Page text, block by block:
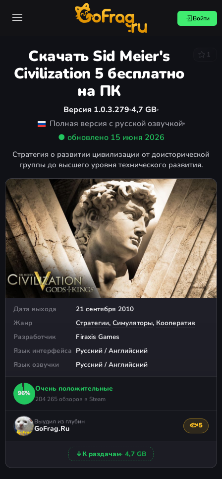
Войти
Скачать Sid Meier's
Civilization 5 бесплатно
на ПК
1
Версия 1.0.3.279 4,7 GB
Полная версия с русской озвучкой
● обновлено 15 июня 2026
Стратегия о развитии цивилизации от доисторической
группы до высшего уровня технического развития.
Дата выхода
21 сентября 2010
Жанр
Стратегии, Симуляторы, Кооператив
Разработчик
Firaxis Games
Язык интерфейса Русский / Английский
Язык озвучки
Русский / Английский
96%
Очень положительные
204 265 обзоров в Steam
Выудил из глубин
GoFrag.Ru 🐟5
↓К раздачам· 4,7 GB